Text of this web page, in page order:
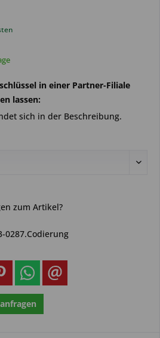
in einer Partner-Filiale
lassen:
sich in der Beschreibung.
zum Artikel?
0287.Codierung